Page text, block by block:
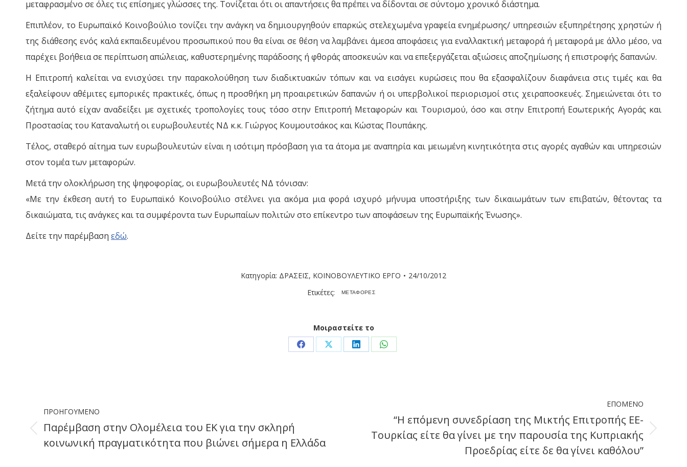
μεταφρασμένο σε όλες τις επίσημες γλώσσες της. Τονίζεται ότι οι απαντήσεις θα πρέπει να δίδονται σε σύντομο χρονικό διάστημα.
Επιπλέον, το Ευρωπαϊκό Κοινοβούλιο τονίζει την ανάγκη να δημιουργηθούν επαρκώς στελεχωμένα γραφεία ενημέρωσης/ υπηρεσιών εξυπηρέτησης χρηστών ή
της διάθεσης ενός καλά εκπαιδευμένου προσωπικού που θα είναι σε θέση να λαμβάνει άμεσα αποφάσεις για εναλλακτική μεταφορά ή μεταφορά με άλλο μέσο, να
παρέχει βοήθεια σε περίπτωση απώλειας, καθυστερημένης παράδοσης ή φθοράς αποσκευών και να επεξεργάζεται αξιώσεις αποζημίωσης ή επιστροφής δαπανών.
Η Επιτροπή καλείται να ενισχύσει την παρακολούθηση των διαδικτυακών τόπων και να εισάγει κυρώσεις που θα εξασφαλίζουν διαφάνεια στις τιμές και θα
εξαλείφουν αθέμιτες εμπορικές πρακτικές, όπως η προσθήκη μη προαιρετικών δαπανών ή οι υπερβολικοί περιορισμοί στις χειραποσκευές. Σημειώνεται ότι το
ζήτημα αυτό είχαν αναδείξει με σχετικές τροπολογίες τους τόσο στην Επιτροπή Μεταφορών και Τουρισμού, όσο και στην Επιτροπή Εσωτερικής Αγοράς και
Προστασίας του Καταναλωτή οι ευρωβουλευτές ΝΔ κ.κ. Γιώργος Κουμουτσάκος και Κώστας Πουπάκης.
Τέλος, σταθερό αίτημα των ευρωβουλευτών είναι η ισότιμη πρόσβαση για τα άτομα με αναπηρία και μειωμένη κινητικότητα στις αγορές αγαθών και υπηρεσιών
στον τομέα των μεταφορών.
Μετά την ολοκλήρωση της ψηφοφορίας, οι ευρωβουλευτές ΝΔ τόνισαν:
«Με την έκθεση αυτή το Ευρωπαϊκό Κοινοβούλιο στέλνει για ακόμα μια φορά ισχυρό μήνυμα υποστήριξης των δικαιωμάτων των επιβατών, θέτοντας τα
δικαιώματα, τις ανάγκες και τα συμφέροντα των Ευρωπαίων πολιτών στο επίκεντρο των αποφάσεων της Ευρωπαϊκής Ένωσης».
Δείτε την παρέμβαση εδώ.
Κατηγορία: ΔΡΑΣΕΙΣ, ΚΟΙΝΟΒΟΥΛΕΥΤΙΚΟ ΕΡΓΟ
24/10/2012
Ετικέτες:
ΜΕΤΑΦΟΡΕΣ
Μοιραστείτε το
Share Share Share Share
navigation
ΠΡΟΗΓΟΎΜΕΝΟ
Previous
Παρέμβαση στην Ολομέλεια του ΕΚ για την σκληρή
κοινωνική πραγματικότητα που βιώνει σήμερα η Ελλάδα
ΕΠΌΜΕΝΟ
Next
“Η επόμενη συνεδρίαση της Μικτής Επιτροπής ΕΕ-
Τουρκίας είτε θα γίνει με την παρουσία της Κυπριακής
Προεδρίας είτε δε θα γίνει καθόλου”